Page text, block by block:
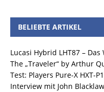
BELIEBTE ARTIKEL
Lucasi Hybrid LHT87 –
The „Traveler“ by Arthur
Test: Players Pure-X HXT-
Interview mit John Blacklaw